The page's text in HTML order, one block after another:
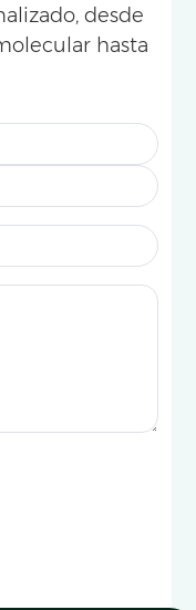
desde
hasta